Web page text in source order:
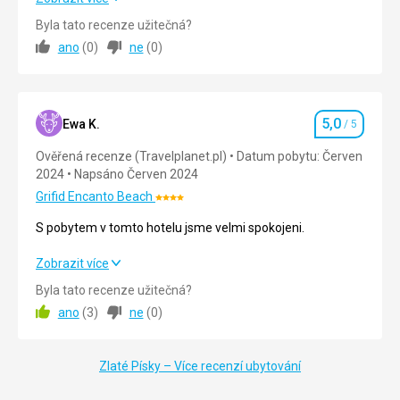
Strava
Okolí 4,0/ 5
Služby 5,0/ 5
Cena
Pláž u hotelu, vstup do moře po žebřících, ale o kousek dál
je mírný sestup
Strava
Skvělý hotel, skvělé služby
Byla tato recenze užitečná?
ano (0) ne (0)
Ewa K. Hodnocení
5,0 / 5
Ověřená recenze (Travelplanet.pl)
Datum pobytu: Červen
2024
Napsáno Červen 2024
Grifid Encanto BeachHodnocení:
4/5
S pobytem v tomto hotelu jsme velmi spokojeni.
S pobytem v tomto hotelu jsme velmi spokojeni.
Strava
Zobrazit více
Byla tato recenze užitečná?
ano (3) ne (0)
Zlaté Písky – Více recenzí ubytování